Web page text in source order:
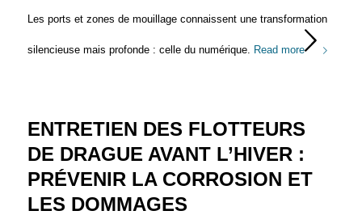
Les ports et zones de mouillage connaissent une transformation
silencieuse mais profonde : celle du numérique. Read more
ENTRETIEN DES FLOTTEURS
DE DRAGUE AVANT L’HIVER :
PRÉVENIR LA CORROSION ET
LES DOMMAGES